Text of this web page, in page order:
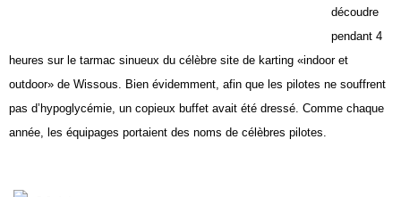
découdre
pendant 4
heures sur le tarmac sinueux du célèbre site de karting «indoor et
outdoor» de Wissous. Bien évidemment, afin que les pilotes ne souffrent
pas d’hypoglycémie, un copieux buffet avait été dressé. Comme chaque
année, les équipages portaient des noms de célèbres pilotes.